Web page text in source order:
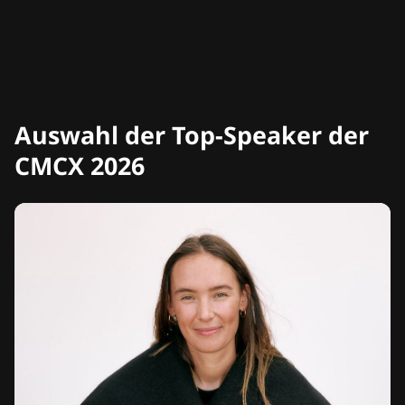
Auswahl der Top-Speaker der
CMCX 2026